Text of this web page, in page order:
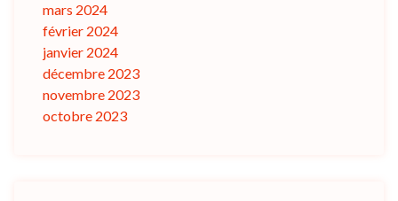
mars 2024
février 2024
janvier 2024
décembre 2023
novembre 2023
octobre 2023